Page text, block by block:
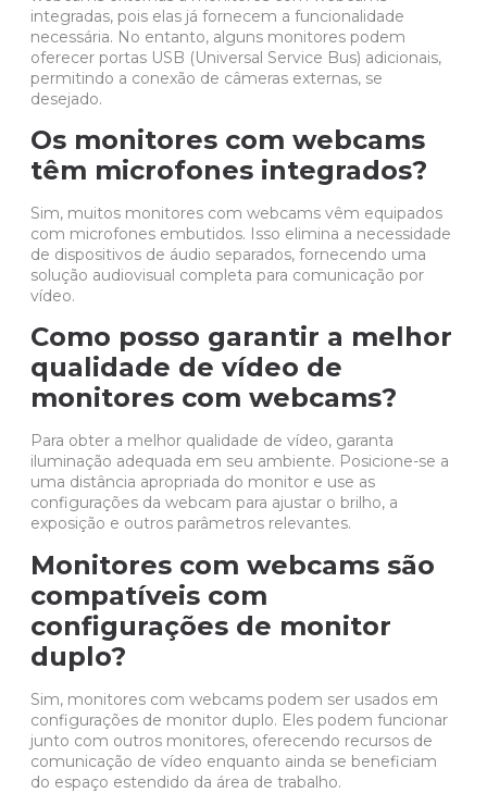
integradas, pois elas já fornecem a funcionalidade
necessária. No entanto, alguns monitores podem
oferecer portas USB (Universal Service Bus) adicionais,
permitindo a conexão de câmeras externas, se
desejado.
Os monitores com webcams
têm microfones integrados?
Sim, muitos monitores com webcams vêm equipados
com microfones embutidos. Isso elimina a necessidade
de dispositivos de áudio separados, fornecendo uma
solução audiovisual completa para comunicação por
vídeo.
Como posso garantir a melhor
qualidade de vídeo de
monitores com webcams?
Para obter a melhor qualidade de vídeo, garanta
iluminação adequada em seu ambiente. Posicione-se a
uma distância apropriada do monitor e use as
configurações da webcam para ajustar o brilho, a
exposição e outros parâmetros relevantes.
Monitores com webcams são
compatíveis com
configurações de monitor
duplo?
Sim, monitores com webcams podem ser usados ​​em
configurações de monitor duplo. Eles podem funcionar
junto com outros monitores, oferecendo recursos de
comunicação de vídeo enquanto ainda se beneficiam
do espaço estendido da área de trabalho.